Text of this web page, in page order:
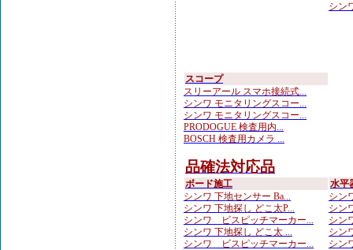
シン
スコープ
スリーアール スマホ接続式...
シンワ モニタリングスコー...
シンワ モニタリングスコー...
PRODOGUE 検査用内...
BOSCH 検査用カメラ ...
品確法対応品
ボード施工
シンワ 下地センサー Ba...
シンワ 下地探し どこ太P...
シンワ ビスピッチマーカー...
シンワ 下地探し どこ太 ...
シンワ ビスピッチマーカー...
水平
シン
シン
シン
シン
シン